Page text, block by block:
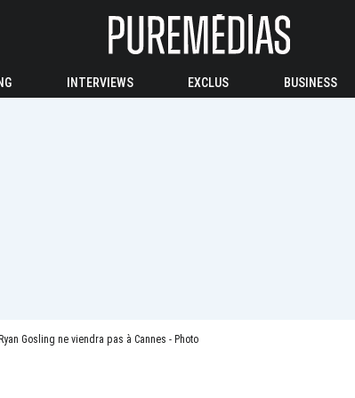
INTERVIEWS EXCLUS BUSINESS
Ryan Gosling ne viendra pas à Cannes - Photo